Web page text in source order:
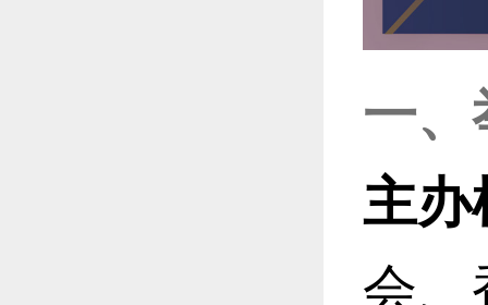
一、
主办
会、